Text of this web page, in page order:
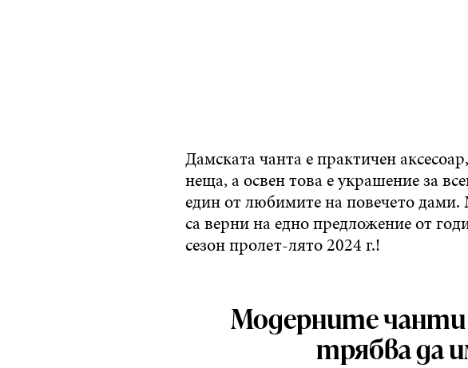
Дамската чанта е практичен
неща, а освен това е украшение за
един от любимите на повечето
са верни на едно предложение от
сезон пролет-лято 2024 г.!
Модерните чанти
трябва да